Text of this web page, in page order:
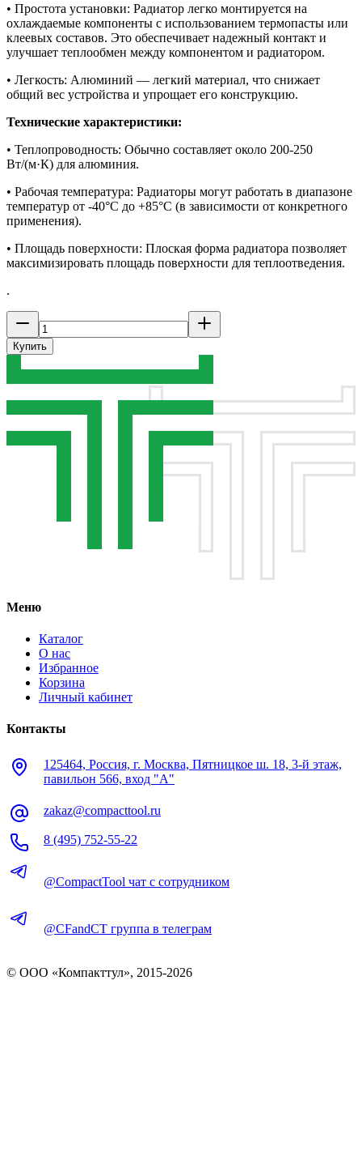
• Простота установки: Радиатор легко монтируется на
охлаждаемые компоненты с использованием термопасты или
клеевых составов. Это обеспечивает надежный контакт и
улучшает теплообмен между компонентом и радиатором.
• Легкость: Алюминий — легкий материал, что снижает
общий вес устройства и упрощает его конструкцию.
Технические характеристики:
• Теплопроводность: Обычно составляет около 200-250
Вт/(м·К) для алюминия.
• Рабочая температура: Радиаторы могут работать в диапазоне
температур от -40°C до +85°C (в зависимости от конкретного
применения).
• Площадь поверхности: Плоская форма радиатора позволяет
максимизировать площадь поверхности для теплоотведения.
.
Купить
Меню
Каталог
О нас
Избранное
Корзина
Личный кабинет
Контакты
125464, Россия, г. Москва, Пятницкое ш. 18, 3-й этаж,
павильон 566, вход "А"
zakaz@compacttool.ru
8 (495) 752-55-22
@CompactTool чат с сотрудником
@CFandCT группа в телеграм
© OOO «Компакттул», 2015-2026